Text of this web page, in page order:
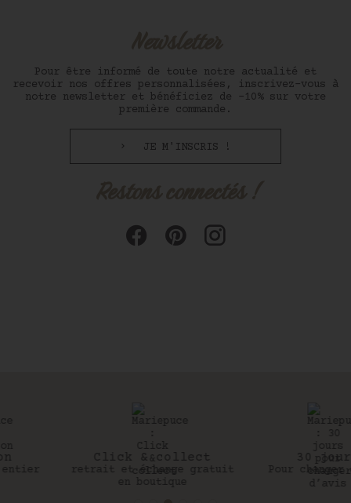
Pour être informé de toute notre actualité et
recevoir nos offres personnalisées, inscrivez-vous à
notre newsletter et bénéficiez de -10% sur votre
première commande.
JE M'INSCRIS !
Click & collect
retrait et échange gratuit
en boutique
30 jours
Pour changer d’avis